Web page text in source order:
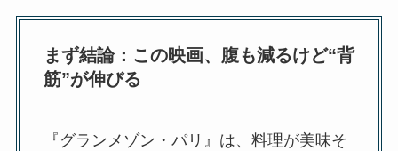
まず結論：この映画、腹も減るけど“背
筋”が伸びる
『グランメゾン・パリ』は、料理が美味そ